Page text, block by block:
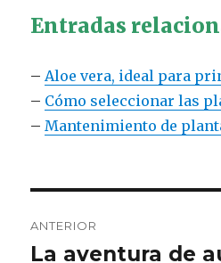
Entradas
–Aloe vera, ideal para
– Cómo seleccionar las
–Mantenimiento de
de
ANTERIOR
Entrada
La aventura de